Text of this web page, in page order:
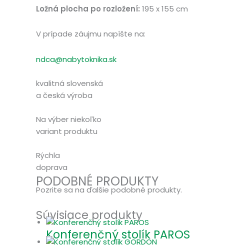
Ložná plocha po rozložení: 195 x 155 cm
V prípade záujmu napíšte na:
ndca@nabytoknika.sk
kvalitná slovenská
a česká výroba
Na výber niekoľko
variant produktu
Rýchla
doprava
PODOBNÉ PRODUKTY
Pozrite sa na ďalšie podobné produkty.
Súvisiace produkty
Konferenčný stolík PAROS